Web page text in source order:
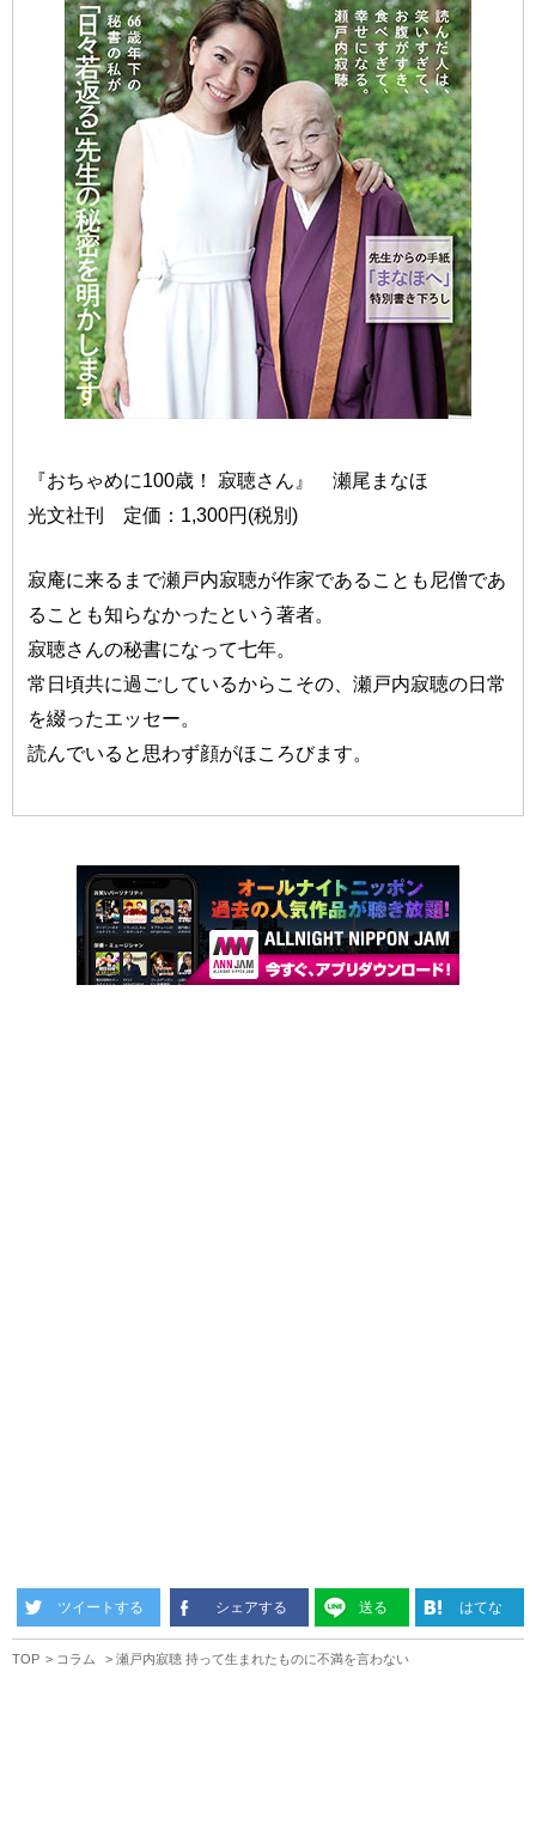
『おちゃめに100歳！ 寂聴さん』 瀬尾まなほ
光文社刊 定価：1,300円(税別)
寂庵に来るまで瀬戸内寂聴が作家であることも尼僧であ
ることも知らなかったという著者。
寂聴さんの秘書になって七年。
常日頃共に過ごしているからこその、瀬戸内寂聴の日常
を綴ったエッセー。
読んでいると思わず顔がほころびます。
ツイートする シェアする 送る はてな
TOP コラム 瀬戸内寂聴 持って生まれたものに不満を言わない